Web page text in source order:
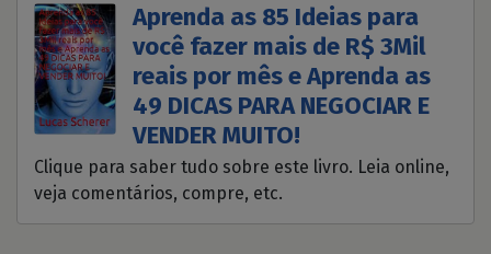
Aprenda as 85 Ideias para
você fazer mais de R$ 3Mil
reais por mês e Aprenda as
49 DICAS PARA NEGOCIAR E
VENDER MUITO!
Clique para saber tudo sobre este livro. Leia online,
veja comentários, compre, etc.